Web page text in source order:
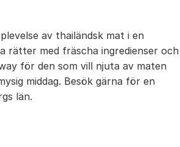
av thailändsk mat i en
rätter med fräscha ingredienser och
för den som vill njuta av maten
middag. Besök gärna för en
län.